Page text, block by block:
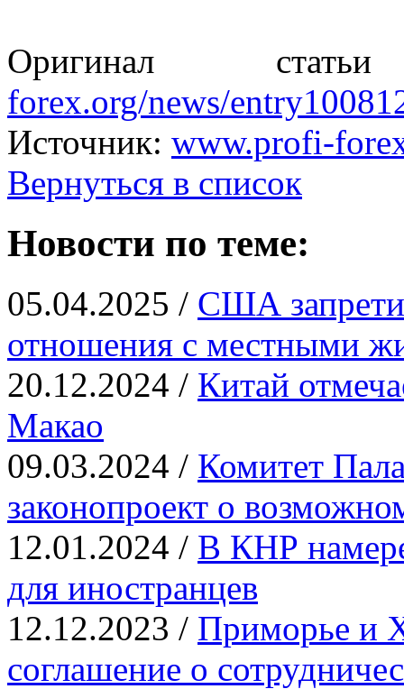
Оригинал
forex.org/news/
Источник: www.profi-
Вернуться в список
Новости по теме:
05.04.2025 / США
отношения с местными
20.12.2024 / Китай
Макао
09.03.2024 / Комитет
законопроект о
12.01.2024 / В КНР
для иностранцев
12.12.2023 / Приморье и
соглашение о